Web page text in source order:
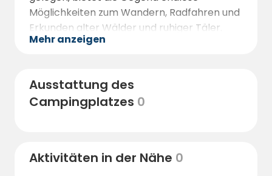
Möglichkeiten zum Wandern, Radfahren und
Erkunden alter Wälder und ruhiger Täler.
Wanderwege wie der
malerische Spaziergänge durch geschützte
Landschaften.
Restaurants und Einkaufsmöglichkeiten.
Mehr anzeigen
Ausstattung des
Campingplatzes 0
Aktivitäten in der Nähe 0